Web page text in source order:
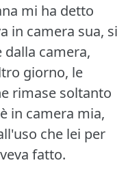
mi ha detto
in camera sua, si
camera,
giorno, le
rimase soltanto
in camera mia,
che lei per
fatto.